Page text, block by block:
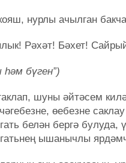
нурлы ачылган
Рәхәт! Бәхет!
һәм бүген”)
шуны әйтәсем
өебезне
белән бергә
ышанычлы